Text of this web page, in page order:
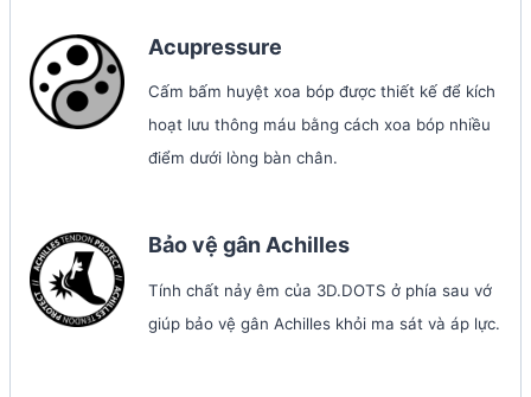
Acupressure
Cấm bấm huyệt xoa bóp được thiết kế để kích
hoạt lưu thông máu bằng cách xoa bóp nhiều
điểm dưới lòng bàn chân.
Bảo vệ gân Achilles
Tính chất nảy êm của 3D.DOTS ở phía sau vớ
giúp bảo vệ gân Achilles khỏi ma sát và áp lực.